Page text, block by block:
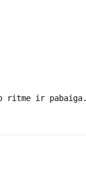
ritme ir pabaiga.